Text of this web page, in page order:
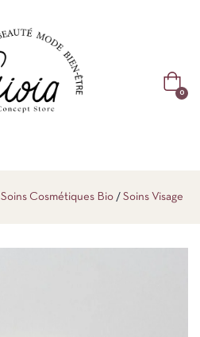
0
Soins Cosmétiques Bio Soins Visage